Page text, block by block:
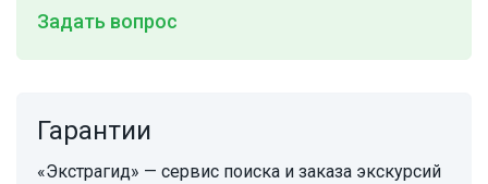
Задать вопрос
Гарантии
«Экстрагид» — сервис поиска и заказа экскурсий